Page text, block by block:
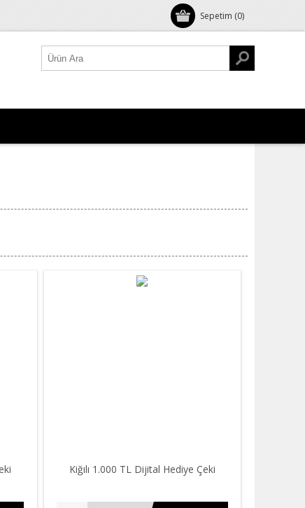
Sepetim (0)
Kiğılı 1.000 TL Dijital Hediye Çeki